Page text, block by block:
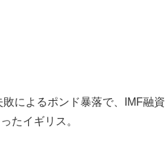
によるポンド暴落で、IMF融資
たイギリス。